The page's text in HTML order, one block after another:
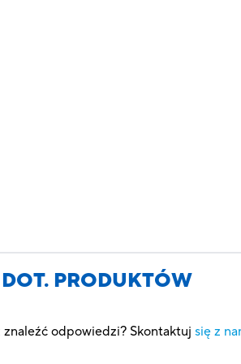
PRODUKTÓW
odpowiedzi? Skontaktujsię z